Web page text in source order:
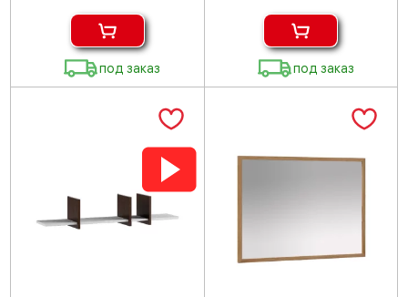
под заказ под заказ